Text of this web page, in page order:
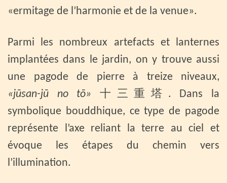
«ermitage de l’harmonie et de la venue».
Parmi les nombreux artefacts et lanternes
implantées dans le jardin, on y trouve aussi
une pagode de pierre à treize niveaux,
«jūsan-jū no tō» 十三重塔. Dans la
symbolique bouddhique, ce type de pagode
représente l’axe reliant la terre au ciel et
évoque les étapes du chemin vers
l’illumination.